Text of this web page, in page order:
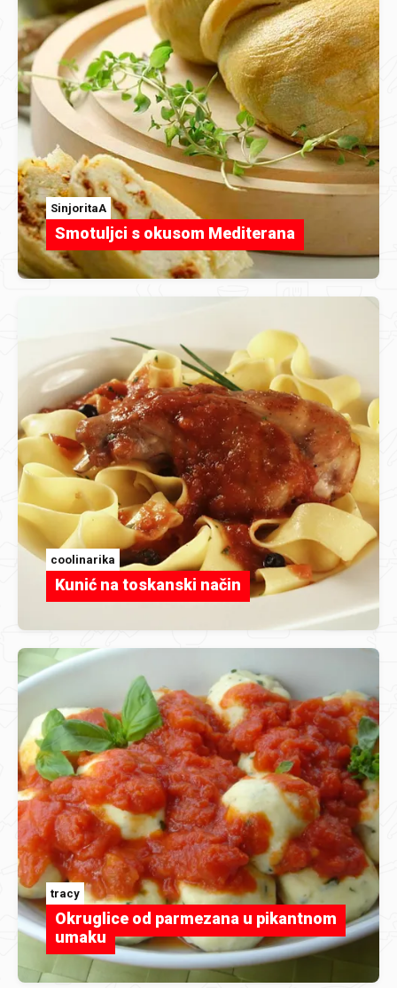
SinjoritaA
Smotuljci s okusom Mediterana
coolinarika
Kunić na toskanski način
tracy
Okruglice od parmezana u pikantnom
umaku